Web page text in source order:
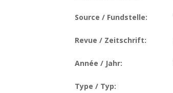
Source / Fundstelle:
Revue / Zeitschrift:
Année / Jahr:
Type / Typ: